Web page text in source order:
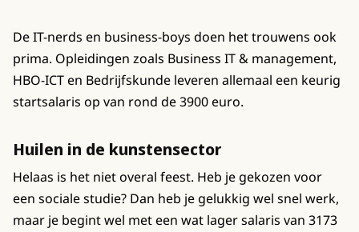
De IT-nerds en business-boys doen het trouwens ook
prima. Opleidingen zoals Business IT & management,
HBO-ICT en Bedrijfskunde leveren allemaal een keurig
startsalaris op van rond de 3900 euro.
Huilen in de kunstensector
Helaas is het niet overal feest. Heb je gekozen voor
een sociale studie? Dan heb je gelukkig wel snel werk,
maar je begint wel met een wat lager salaris van 3173